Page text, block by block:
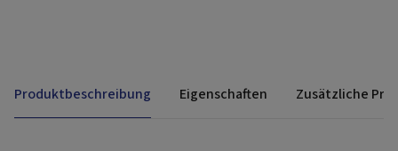
Produktbeschreibung Eigenschaften Zusätzliche